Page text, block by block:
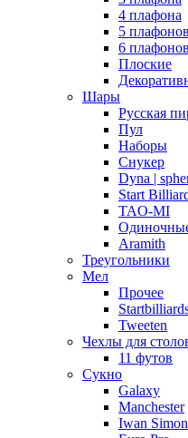
4 плафона
5 плафонов
6 плафонов
Плоские
Шары
Русская
Пул
Наборы
Снукер
Dyna |
Start
TAO-MI
Aramith
Треугольники
Мел
Прочее
Tweeten
Чехлы для
11 футов
Сукно
Galaxy
Manchester
Iwan